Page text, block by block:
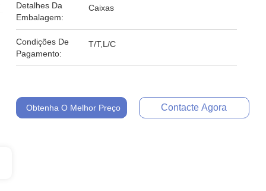
Detalhes Da
Embalagem:
Caixas
Condições De
Pagamento:
T/T,L/C
Obtenha O Melhor Preço Contacte Agora